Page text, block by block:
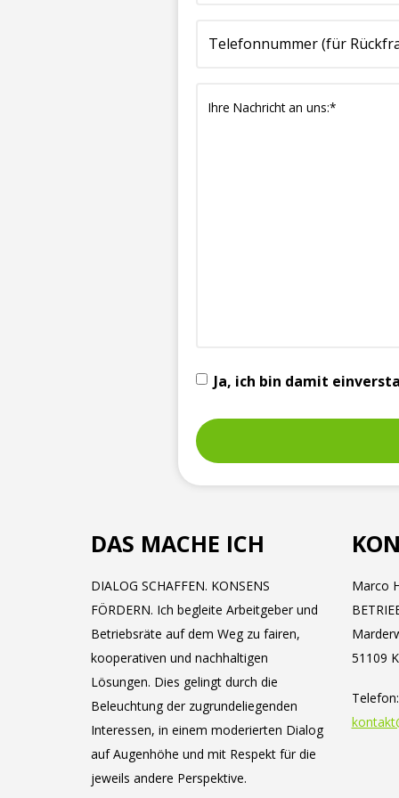
(erforderlich)
Ja, ich bin damit
DAS MACHE ICH
DIALOG SCHAFFEN. KONSENS
FÖRDERN. Ich begleite Arbeitgeber und
Betriebsräte auf dem Weg zu fairen,
kooperativen und nachhaltigen
Lösungen. Dies gelingt durch die
Beleuchtung der zugrundeliegenden
Interessen, in einem moderierten Dialog
auf Augenhöhe und mit Respekt für die
jeweils andere Perspektive.
Marco
51109
Telefon: